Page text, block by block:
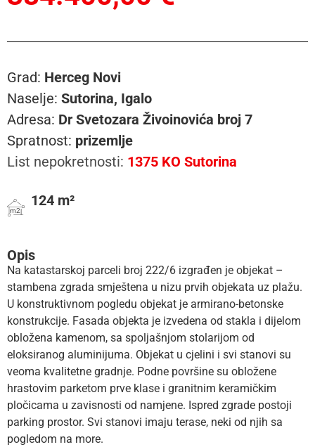
Grad: Herceg Novi
Naselje: Sutorina, Igalo
Adresa: Dr Svetozara Živoinovića broj 7
Spratnost: prizemlje
List nepokretnosti: 1375 KO Sutorina
m2
124 m²
Opis
Na katastarskoj parceli broj 222/6 izgrađen je objekat –
stambena zgrada smještena u nizu prvih objekata uz plažu.
U konstruktivnom pogledu objekat je armirano-betonske
konstrukcije. Fasada objekta je izvedena od stakla i dijelom
obložena kamenom, sa spoljašnjom stolarijom od
eloksiranog aluminijuma. Objekat u cjelini i svi stanovi su
veoma kvalitetne gradnje. Podne površine su obložene
hrastovim parketom prve klase i granitnim keramičkim
pločicama u zavisnosti od namjene. Ispred zgrade postoji
parking prostor. Svi stanovi imaju terase, neki od njih sa
pogledom na more.